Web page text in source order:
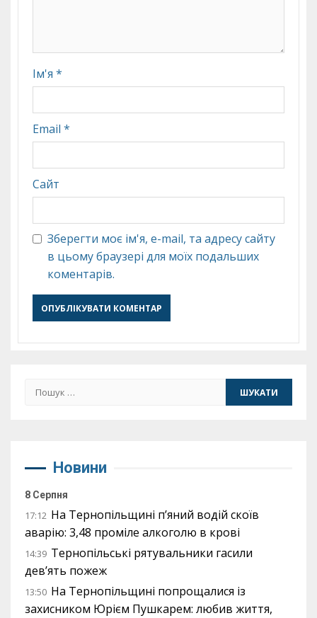
Ім'я *
Email *
Сайт
Зберегти моє ім'я, e-mail, та адресу сайту
в цьому браузері для моїх подальших
коментарів.
Пошук:
Новини
8 Серпня
17:12 На Тернопільщині п’яний водій скоїв
аварію: 3,48 проміле алкоголю в крові
14:39 Тернопільські рятувальники гасили
дев’ять пожеж
13:50 На Тернопільщині попрощалися із
захисником Юрієм Пушкарем: любив життя,